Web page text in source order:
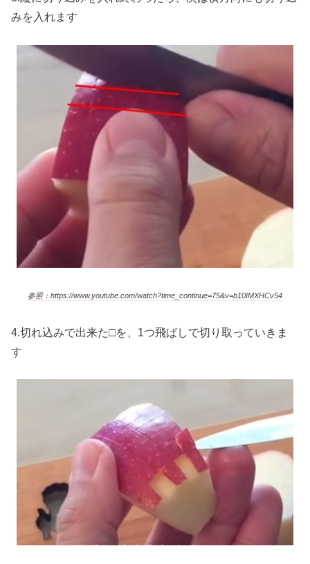
みを入れます
参照：https://www.youtube.com/watch?time_continue=75&v=b10IMXHCv54
4.切れ込みで出来た□を、1つ飛ばしで切り取っていきま
す